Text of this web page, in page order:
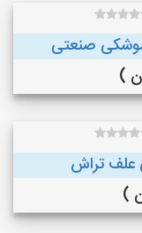
صنعتی
علف تراش